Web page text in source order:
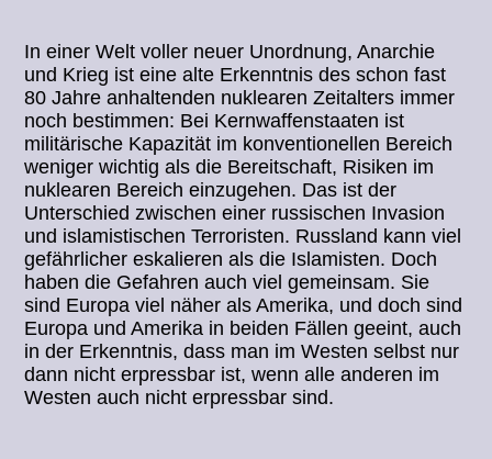
In einer Welt voller neuer Unordnung, Anarchie
und Krieg ist eine alte Erkenntnis des schon fast
80 Jahre anhaltenden nuklearen Zeitalters immer
noch bestimmen: Bei Kernwaffenstaaten ist
militärische Kapazität im konventionellen Bereich
weniger wichtig als die Bereitschaft, Risiken im
nuklearen Bereich einzugehen. Das ist der
Unterschied zwischen einer russischen Invasion
und islamistischen Terroristen. Russland kann viel
gefährlicher eskalieren als die Islamisten. Doch
haben die Gefahren auch viel gemeinsam. Sie
sind Europa viel näher als Amerika, und doch sind
Europa und Amerika in beiden Fällen geeint, auch
in der Erkenntnis, dass man im Westen selbst nur
dann nicht erpressbar ist, wenn alle anderen im
Westen auch nicht erpressbar sind.